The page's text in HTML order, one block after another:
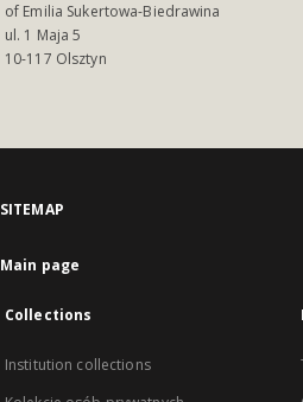
of Emilia Sukertowa-Biedrawina
ul. 1 Maja 5
10-117 Olsztyn
SITEMAP
Main page
Collections
Institution collections